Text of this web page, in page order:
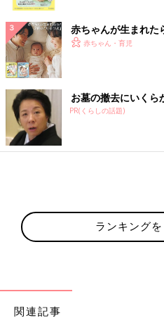
赤ちゃんが生まれた
赤ちゃん・育児
お墓の撤去にいくら
PR(くらしの話題)
ランキング
関連記事